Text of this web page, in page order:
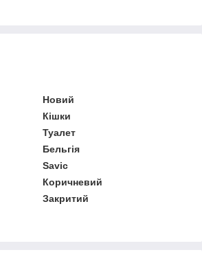
Новий
Кішки
Туалет
Бельгія
Savic
Коричневий
Закритий